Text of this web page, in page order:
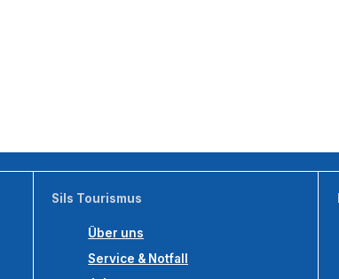
Sils Tourismus
Über uns
Service & Notfall